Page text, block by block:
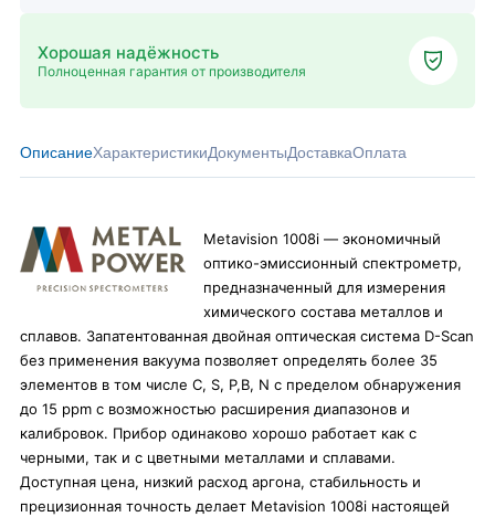
Хорошая надёжность
Полноценная гарантия от производителя
ОписаниеХарактеристикиДокументыДоставкаОплата
Metavision 1008i — экономичный
оптико-эмиссионный спектрометр,
предназначенный для измерения
химического состава металлов и
сплавов. Запатентованная двойная оптическая система D-Scan
без применения вакуума позволяет определять более 35
элементов в том числе С, S, P,B, N с пределом обнаружения
до 15 ppm с возможностью расширения диапазонов и
калибровок. Прибор одинаково хорошо работает как с
черными, так и с цветными металлами и сплавами.
Доступная цена, низкий расход аргона, стабильность и
прецизионная точность делает Metavision 1008i настоящей